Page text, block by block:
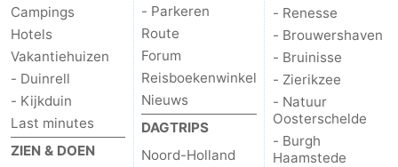
Campings
Hotels
Vakantiehuizen
- Duinrell
- Kijkduin
Last minutes
ZIEN & DOEN
- Parkeren
Route
Forum
Reisboekenwinkel
Nieuws
DAGTRIPS
Noord-Holland
- Renesse
- Brouwershaven
- Bruinisse
- Zierikzee
- Natuur
Oosterschelde
- Burgh
Haamstede